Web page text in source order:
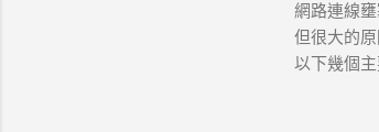
網路連線
但很大的
以下幾個